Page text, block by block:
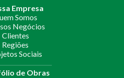
Empresa
Somos
Negócios
Clientes
Regiões
Sociais
de Obras